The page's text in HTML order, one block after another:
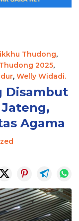
Thudong,
Thudong 2025,
, Welly Widadi.
Disambut
Agama